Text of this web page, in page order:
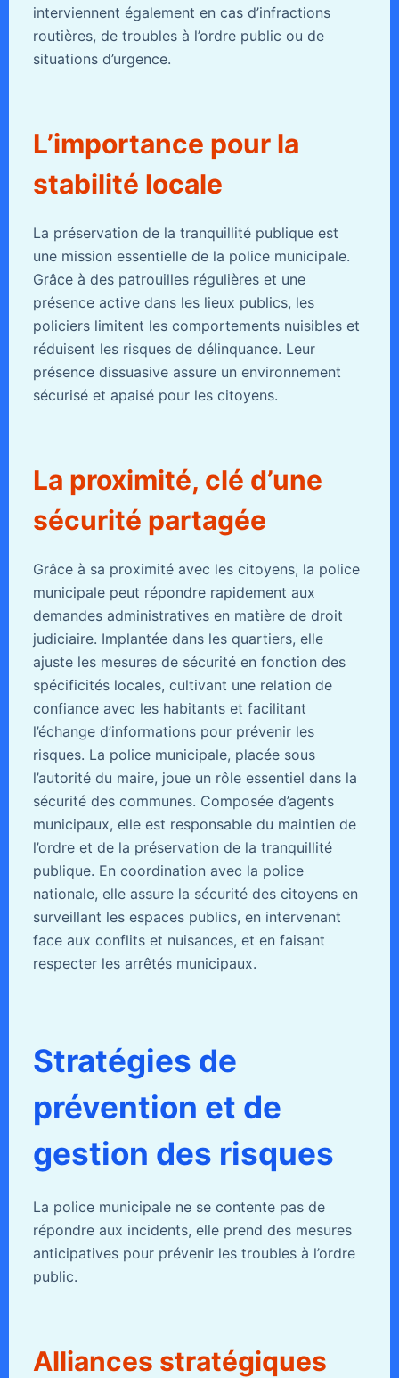
interviennent également en cas d’infractions
routières, de troubles à l’ordre public ou de
situations d’urgence.
L’importance pour la
stabilité locale
La préservation de la tranquillité publique est
une mission essentielle de la police municipale.
Grâce à des patrouilles régulières et une
présence active dans les lieux publics, les
policiers limitent les comportements nuisibles et
réduisent les risques de délinquance. Leur
présence dissuasive assure un environnement
sécurisé et apaisé pour les citoyens.
La proximité, clé d’une
sécurité partagée
Grâce à sa proximité avec les citoyens, la police
municipale peut répondre rapidement aux
demandes administratives en matière de droit
judiciaire. Implantée dans les quartiers, elle
ajuste les mesures de sécurité en fonction des
spécificités locales, cultivant une relation de
confiance avec les habitants et facilitant
l’échange d’informations pour prévenir les
risques. La police municipale, placée sous
l’autorité du maire, joue un rôle essentiel dans la
sécurité des communes. Composée d’agents
municipaux, elle est responsable du maintien de
l’ordre et de la préservation de la tranquillité
publique. En coordination avec la police
nationale, elle assure la sécurité des citoyens en
surveillant les espaces publics, en intervenant
face aux conflits et nuisances, et en faisant
respecter les arrêtés municipaux.
Stratégies de
prévention et de
gestion des risques
La police municipale ne se contente pas de
répondre aux incidents, elle prend des mesures
anticipatives pour prévenir les troubles à l’ordre
public.
Alliances stratégiques